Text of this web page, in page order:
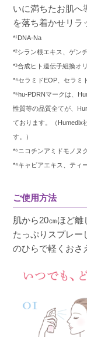
いに満ちたお肌へ
を落ち着かせリラ
*¹DNA-Na
*²シラン根エキス、ゲン
*³合成ヒト遺伝子組換オ
*⁴セラミドEOP、セラミ
*⁵hu-PDRNマークは、
性質等の品質全てが、
ております。（Humedix
す。）
*⁶ニコチンアミドモノヌ
*⁴キャビアエキス、ティ
ご使用方法
肌から20㎝ほど離
たっぷりスプレー
のひらで軽くおさ